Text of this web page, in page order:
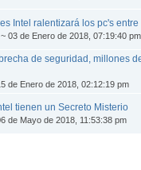
Intel ralentizará los pc's
~ 03 de Enero de 2018, 07:19:40 pm
de seguridad, millones
de Enero de 2018, 02:12:19 pm
tienen un Secreto Misterio
de Mayo de 2018, 11:53:38 pm